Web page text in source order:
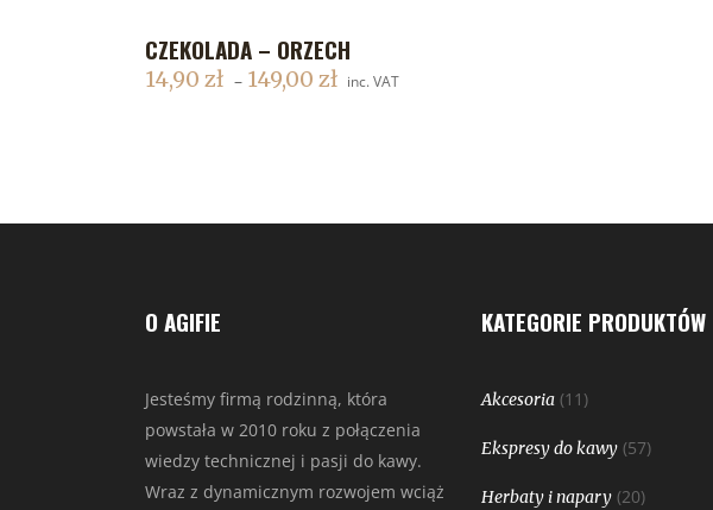
DODAJ DO KOSZYKA
CZEKOLADA – ORZECH
14,90 zł – 149,00 zł inc. VAT
O AGIFIE
Jesteśmy firmą rodzinną, która
powstała w 2010 roku z połączenia
wiedzy technicznej i pasji do kawy.
Wraz z dynamicznym rozwojem wciąż
KATEGORIE PRODUKTÓW
Akcesoria (11)
Ekspresy do kawy (57)
Herbaty i napary (20)